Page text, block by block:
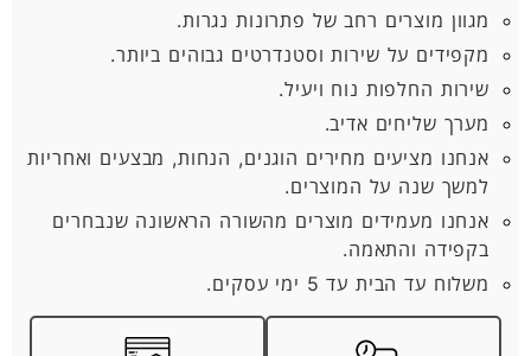
מגוון מוצרים רחב של פתרונות נגרות.
מקפידים על שירות וסטנדרטים גבוהים ביותר.
שירות החלפות נוח ויעיל.
מערך שליחים אדיב.
אנחנו מציעים מחירים הוגנים, הנחות, מבצעים ואחריות
למשך שנה על המוצרים.
אנחנו מעמידים מוצרים מהשורה הראשונה שנבחרים
בקפידה והתאמה.
משלוח עד הבית עד 5 ימי עסקים.